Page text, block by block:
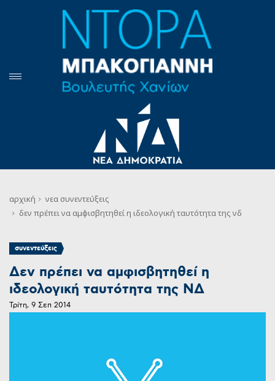
αρχική νεα συνεντεύξεις
δεν πρέπει να αμφισβητηθεί η ιδεολογική ταυτότητα της νδ
συνεντεύξεις
Δεν πρέπει να αμφισβητηθεί η
ιδεολογική ταυτότητα της ΝΔ
Τρίτη, 9 Σεπ 2014